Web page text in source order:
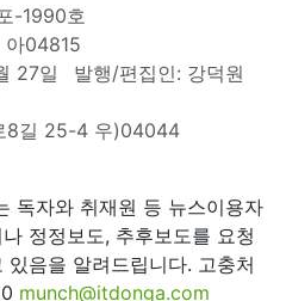
-1990호
아04815
27일
발행/편집인: 강덕원
8길 25-4 우)04044
독자와 취재원 등 뉴스이용자
정정보도, 추후보도를 요청
음을 알려드립니다. 고충처
munch@itdonga.com